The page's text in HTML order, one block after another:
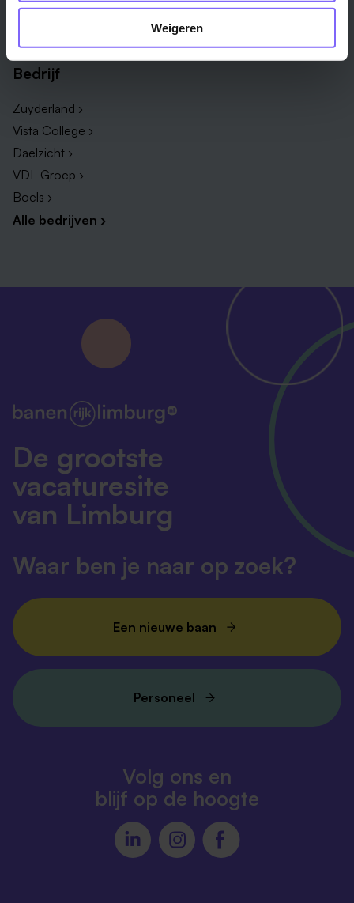
Weigeren
ICT ›
Onderwijsassistent ›
Alle functies ›
Bedrijf
Zuyderland ›
Vista College ›
Daelzicht ›
VDL Groep ›
Boels ›
Alle bedrijven ›
De grootste
vacaturesite
van Limburg
Waar ben je naar op zoek?
Een nieuwe baan
Personeel
Volg ons en
blijf op de hoogte